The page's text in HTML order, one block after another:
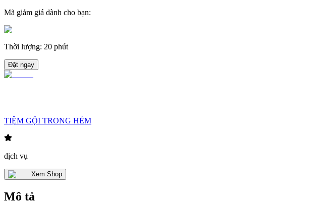
Mã giảm giá dành cho bạn:
Thời lượng: 20 phút
Đặt ngay
TIỆM GỘI TRONG HẺM
dịch vụ
Xem Shop
Mô tả